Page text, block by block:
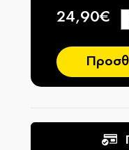
24,90€